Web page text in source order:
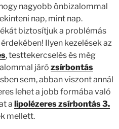
nagyobb önbizalommal
nap, mint nap.
biztosítjuk a problémás
Ilyen kezelések az
, testtekercselés és még
járó zsírbontás
sem, abban viszont annál
lehet a jobb formába való
alipolézeres zsírbontás 3.
mellett.